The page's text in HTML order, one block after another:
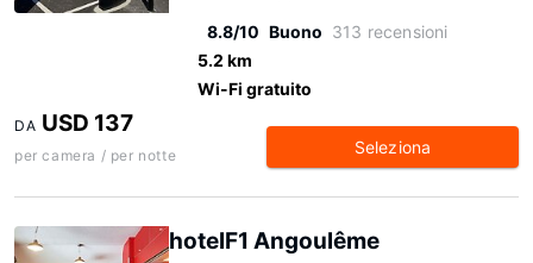
8.8/10 Buono 313 recensioni
5.2 km
Wi-Fi gratuito
DA USD 137
per camera / per notte Seleziona
hotelF1 Angoulême